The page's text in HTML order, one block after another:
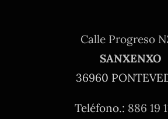
Calle Progreso
SANXENXO
36960
Teléfono.: 886 19